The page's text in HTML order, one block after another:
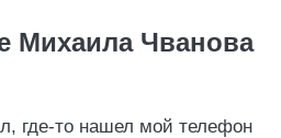
Михаила Чванова
где-то нашел мой телефон